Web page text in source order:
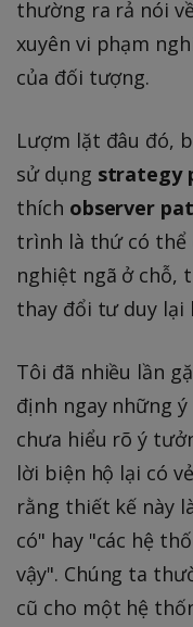
thường ra rả nói
xuyên vi phạm
của đối tượng.
Lượm lặt đâu đó,
sử dụng strategy
thích observer
trình là thứ có thể
nghiệt ngã ở chỗ,
thay đổi tư duy lại
Tôi đã nhiều lần
định ngay những
chưa hiểu rõ ý
lời biện hộ lại có
rằng thiết kế này
có" hay "các hệ
vậy". Chúng ta
cũ cho một hệ